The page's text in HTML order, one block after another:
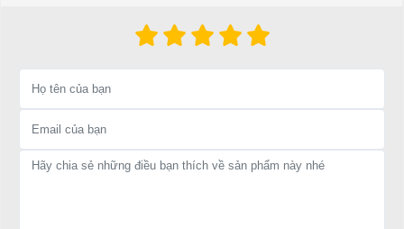
LIÊN HỆ CÔNG TY:Công ty TNHH TM DV XNK
Địa chỉ: 845 Quốc Lộ 13, Phường Hiệp Bình Phước, Thành phố
Điện thoại: 08 68 100 260 ( Châu ) - 093 211 3677 ( Phú )